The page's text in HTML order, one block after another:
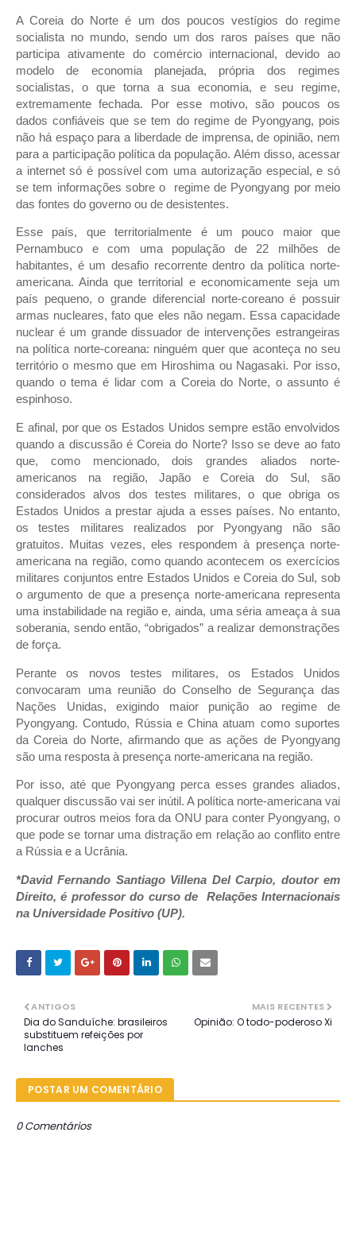
A Coreia do Norte é um dos poucos vestígios do regime
socialista no mundo, sendo um dos raros países que não
participa ativamente do comércio internacional, devido ao
modelo de economia planejada, própria dos regimes
socialistas, o que torna a sua economia, e seu regime,
extremamente fechada. Por esse motivo, são poucos os
dados confiáveis que se tem do regime de Pyongyang, pois
não há espaço para a liberdade de imprensa, de opinião, nem
para a participação política da população. Além disso, acessar
a internet só é possível com uma autorização especial, e só
se tem informações sobre o regime de Pyongyang por meio
das fontes do governo ou de desistentes.
Esse país, que territorialmente é um pouco maior que
Pernambuco e com uma população de 22 milhões de
habitantes, é um desafio recorrente dentro da política norte-
americana. Ainda que territorial e economicamente seja um
país pequeno, o grande diferencial norte-coreano é possuir
armas nucleares, fato que eles não negam. Essa capacidade
nuclear é um grande dissuador de intervenções estrangeiras
na política norte-coreana: ninguém quer que aconteça no seu
território o mesmo que em Hiroshima ou Nagasaki. Por isso,
quando o tema é lidar com a Coreia do Norte, o assunto é
espinhoso.
E afinal, por que os Estados Unidos sempre estão envolvidos
quando a discussão é Coreia do Norte? Isso se deve ao fato
que, como mencionado, dois grandes aliados norte-
americanos na região, Japão e Coreia do Sul, são
considerados alvos dos testes militares, o que obriga os
Estados Unidos a prestar ajuda a esses países. No entanto,
os testes militares realizados por Pyongyang não são
gratuitos. Muitas vezes, eles respondem à presença norte-
americana na região, como quando acontecem os exercícios
militares conjuntos entre Estados Unidos e Coreia do Sul, sob
o argumento de que a presença norte-americana representa
uma instabilidade na região e, ainda, uma séria ameaça à sua
soberania, sendo então, “obrigados” a realizar demonstrações
de força.
Perante os novos testes militares, os Estados Unidos
convocaram uma reunião do Conselho de Segurança das
Nações Unidas, exigindo maior punição ao regime de
Pyongyang. Contudo, Rússia e China atuam como suportes
da Coreia do Norte, afirmando que as ações de Pyongyang
são uma resposta à presença norte-americana na região.
Por isso, até que Pyongyang perca esses grandes aliados,
qualquer discussão vai ser inútil. A política norte-americana vai
procurar outros meios fora da ONU para conter Pyongyang, o
que pode se tornar uma distração em relação ao conflito entre
a Rússia e a Ucrânia.
*David Fernando Santiago Villena Del Carpio, doutor em
Direito, é professor do curso de Relações Internacionais
na Universidade Positivo (UP).
MAIS RECENTES
Opinião: O todo-poderoso Xi
ANTIGOS
Dia do Sanduíche: brasileiros
substituem refeições por
lanches
POSTAR UM COMENTÁRIO
0 Comentários